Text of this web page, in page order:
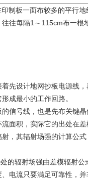
制板一面布较多的平行
每隔1～115cm布一根
设计地网抄板电源线，
成最小的工作回路。
号线，也是先布关键晶
积，实际它的出处在差
，其辐射场强的计算公式
辐射场强由差模辐射公
电流只要满足可靠性，